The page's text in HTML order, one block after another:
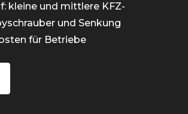
kleine und mittlere KFZ-
und Senkung
für Betriebe